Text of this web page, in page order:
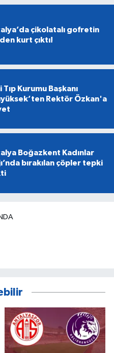
çikolatalı gofretin
kurt çıktı!
Tıp Kurumu Başkanı
Rektör Özkan'a
Boğazkent Kadınlar
bırakılan çöpler tepki